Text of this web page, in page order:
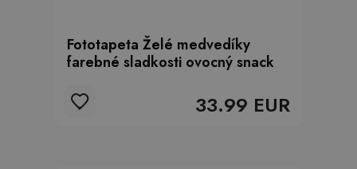
Fototapeta Želé medvedíky
farebné sladkosti ovocný snack
33.99 EUR